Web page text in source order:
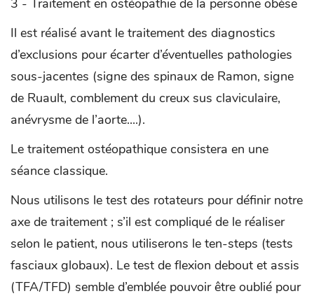
3 - Traitement en ostéopathie de la personne obèse
Il est réalisé avant le traitement des diagnostics
d’exclusions pour écarter d’éventuelles pathologies
sous-jacentes (signe des spinaux de Ramon, signe
de Ruault, comblement du creux sus claviculaire,
anévrysme de l’aorte....).
Le traitement ostéopathique consistera en une
séance classique.
Nous utilisons le test des rotateurs pour définir notre
axe de traitement ; s’il est compliqué de le réaliser
selon le patient, nous utiliserons le ten-steps (tests
fasciaux globaux). Le test de flexion debout et assis
(TFA/TFD) semble d’emblée pouvoir être oublié pour